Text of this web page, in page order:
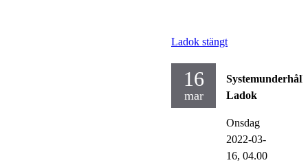
Ladok stängt
16
mar
Systemunderhåll
Ladok
Onsdag
2022-03-
16, 04.00